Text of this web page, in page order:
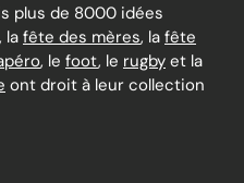
plus de 8000 idées
, la fête des mères, la fête
, le foot, le rugby et la
ont droit à leur collection